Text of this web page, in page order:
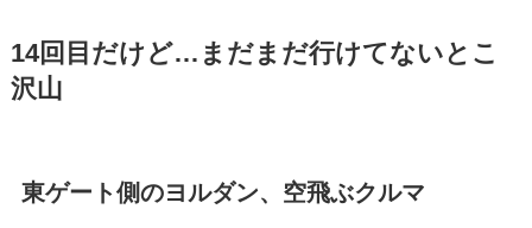
14回目だけど…まだまだ行けてないとこ
沢山
東ゲート側のヨルダン、空飛ぶクルマ